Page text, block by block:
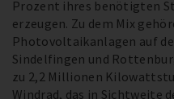
Prozent ihres benötigten
erzeugen. Zu dem Mix
Photovoltaikanlagen auf
Sindelfingen und
zu 2,2 Millionen
Windrad, das in Sichtweite